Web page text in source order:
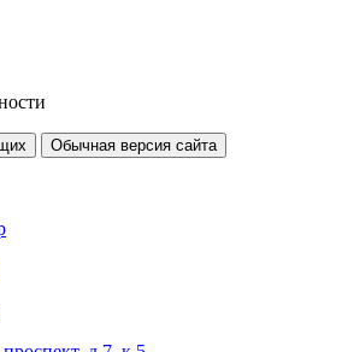
Обычная версия сайта